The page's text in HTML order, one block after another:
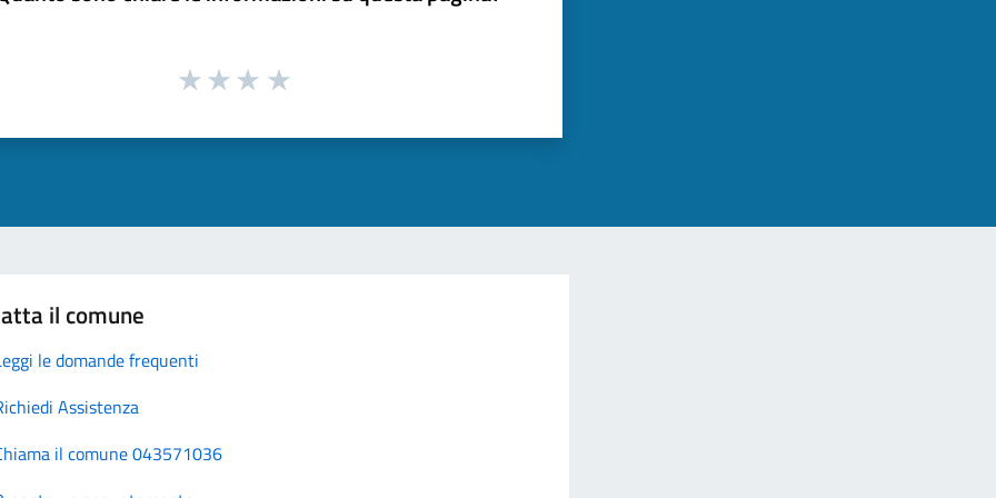
il comune
le domande frequenti
Assistenza
il comune 043571036